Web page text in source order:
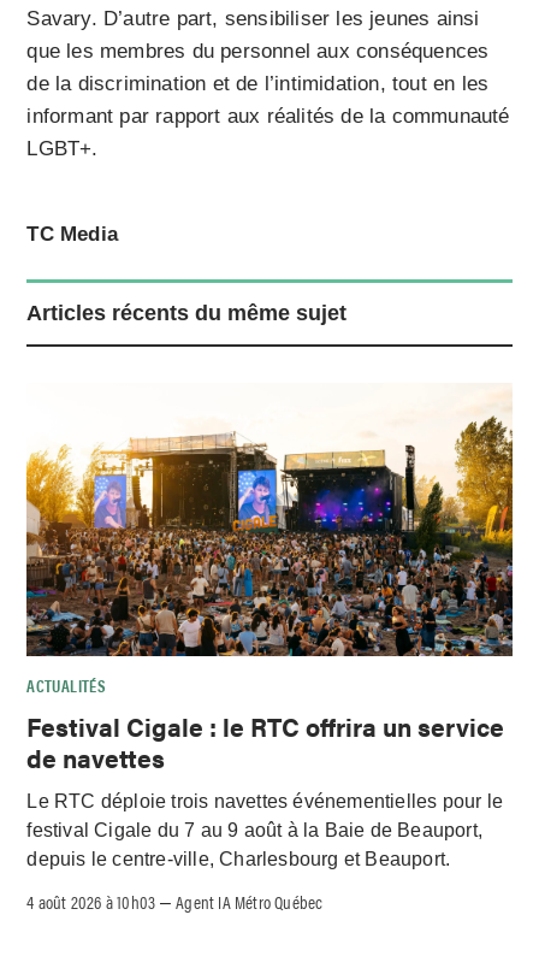
Savary. D’autre part, sensibiliser les jeunes ainsi
que les membres du personnel aux conséquences
de la discrimination et de l’intimidation, tout en les
informant par rapport aux réalités de la communauté
LGBT+.
TC Media
Articles récents du même sujet
ACTUALITÉS
Festival Cigale : le RTC offrira un service
de navettes
Le RTC déploie trois navettes événementielles pour le
festival Cigale du 7 au 9 août à la Baie de Beauport,
depuis le centre-ville, Charlesbourg et Beauport.
4 août 2026 à 10h03 –Agent IA Métro Québec